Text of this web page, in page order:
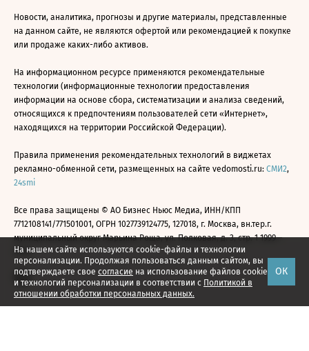
На нашем сайте используются cookie-файлы и технологии
персонализации. Продолжая пользоваться данным сайтом, вы
подтверждаете свое согласие на использование файлов cookie
и технологий персонализации в соответствии с Политикой в
отношении обработки персональных данных.
ОК
Новости, аналитика, прогнозы и другие материалы, представленные
на данном сайте, не являются офертой или рекомендацией к покупке
или продаже каких-либо активов.
На информационном ресурсе применяются рекомендательные
технологии (информационные технологии предоставления
информации на основе сбора, систематизации и анализа сведений,
относящихся к предпочтениям пользователей сети «Интернет»,
находящихся на территории Российской Федерации).
Правила применения рекомендательных технологий в виджетах
рекламно-обменной сети, размещенных на сайте vedomosti.ru: СМИ2,
24smi
Все права защищены © АО Бизнес Ньюс Медиа, ИНН/КПП
7712108141/771501001, ОГРН 1027739124775, 127018, г. Москва, вн.тер.г.
муниципальный округ Марьина Роща, ул. Полковая, д. 3, стр. 1 1999—
2026